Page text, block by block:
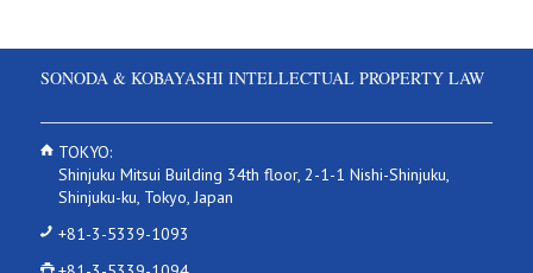
SONODA & KOBAYASHI INTELLECTUAL PROPERTY LAW
TOKYO:
Shinjuku Mitsui Building 34th floor, 2-1-1 Nishi-Shinjuku,
Shinjuku-ku, Tokyo, Japan
+81-3-5339-1093